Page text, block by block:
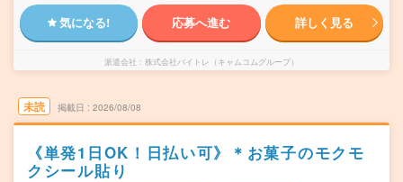
気になる! 応募へ進む 詳しく見る
派遣会社 株式会社バイトレ（キャムコムグループ）
未読 掲載日 2026/08/08
《単発1日OK！日払い可》＊お菓子のモクモ
クシール貼り